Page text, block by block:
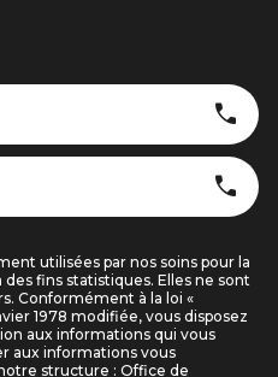
utilisées par nos soins pour la
fins statistiques. Elles ne sont
Conformément à la loi «
1978 modifiée, vous disposez
aux informations qui vous
aux informations vous
structure : Office de